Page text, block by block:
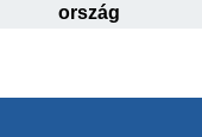
ország